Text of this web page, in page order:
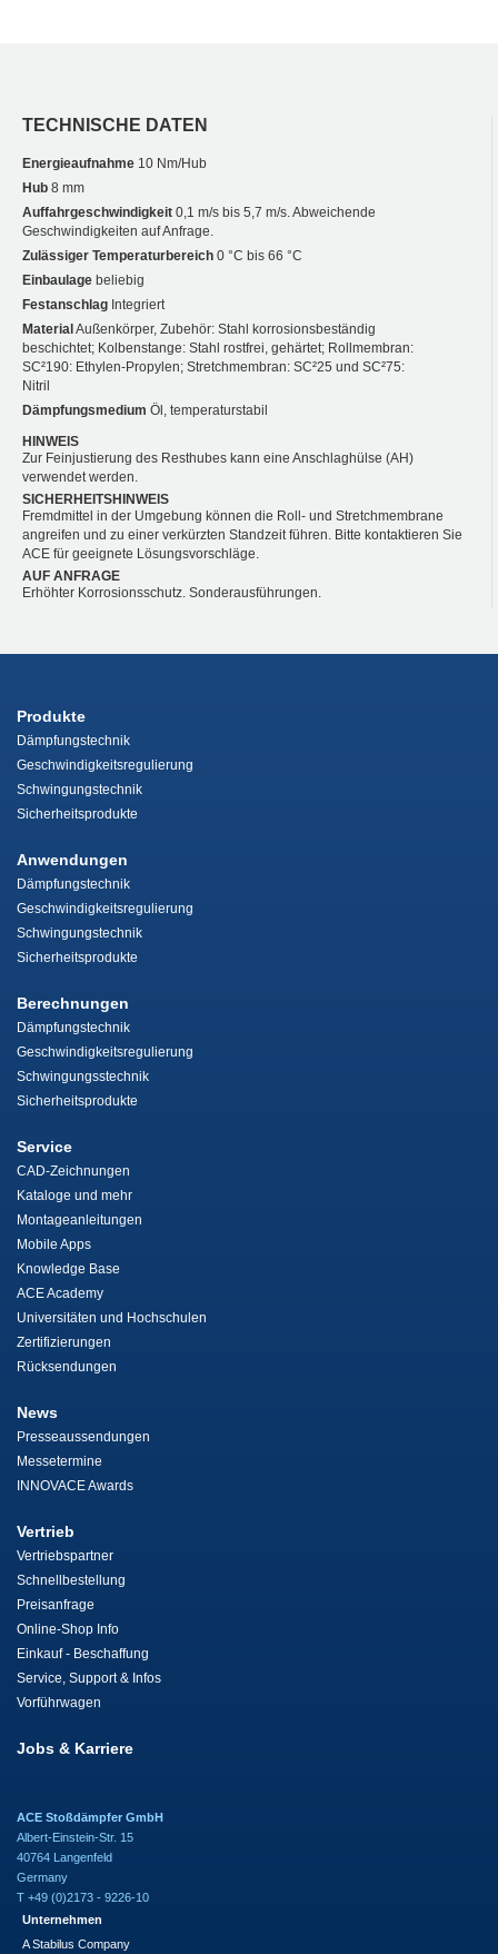
TECHNISCHE DATEN
Energieaufnahme 10 Nm/Hub
Hub 8 mm
Auffahrgeschwindigkeit 0,1 m/s bis 5,7 m/s. Abweichende
Geschwindigkeiten auf Anfrage.
Zulässiger Temperaturbereich 0 °C bis 66 °C
Einbaulage beliebig
Festanschlag Integriert
MaterialAußenkörper, Zubehör: Stahl korrosionsbeständig
beschichtet; Kolbenstange: Stahl rostfrei, gehärtet; Rollmembran:
SC²190: Ethylen-Propylen; Stretchmembran: SC²25 und SC²75:
Nitril
Dämpfungsmedium Öl, temperaturstabil
HINWEIS
Zur Feinjustierung des Resthubes kann eine Anschlaghülse (AH)
verwendet werden.
SICHERHEITSHINWEIS
Fremdmittel in der Umgebung können die Roll- und Stretchmembrane
angreifen und zu einer verkürzten Standzeit führen. Bitte kontaktieren Sie
ACE für geeignete Lösungsvorschläge.
AUF ANFRAGE
Erhöhter Korrosionsschutz. Sonderausführungen.
Produkte
Dämpfungstechnik
Geschwindigkeitsregulierung
Schwingungstechnik
Sicherheitsprodukte
Anwendungen
Dämpfungstechnik
Geschwindigkeitsregulierung
Schwingungstechnik
Sicherheitsprodukte
Berechnungen
Dämpfungstechnik
Geschwindigkeitsregulierung
Schwingungsstechnik
Sicherheitsprodukte
Service
CAD-Zeichnungen
Kataloge und mehr
Montageanleitungen
Mobile Apps
Knowledge Base
ACE Academy
Universitäten und Hochschulen
Zertifizierungen
Rücksendungen
News
Presseaussendungen
Messetermine
INNOVACE Awards
Vertrieb
Vertriebspartner
Schnellbestellung
Preisanfrage
Online-Shop Info
Einkauf - Beschaffung
Service, Support & Infos
Vorführwagen
Jobs & Karriere
ACE Stoßdämpfer GmbH
Albert-Einstein-Str. 15
40764 Langenfeld
Germany
T +49 (0)2173 - 9226-10
Unternehmen
A Stabilus Company